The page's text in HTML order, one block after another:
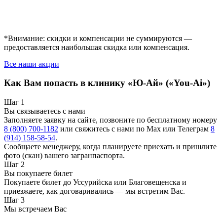
*Внимание: скидки и компенсации не суммируются —
предоставляется наибольшая скидка или компенсация.
Все наши акции
Как Вам попасть в клинику «Ю-Ай» («You-Ai»)
Шаг 1
Вы связываетесь с нами
Заполняете заявку на сайте, позвоните по бесплатному номеру
8 (800) 700-1182 или свяжитесь с нами по Max или Телеграм 8
(914) 158-58-54.
Сообщаете менеджеру, когда планируете приехать и пришлите
фото (скан) вашего загранпаспорта.
Шаг 2
Вы покупаете билет
Покупаете билет до Уссурийска или Благовещенска и
приезжаете, как договаривались — мы встретим Вас.
Шаг 3
Мы встречаем Вас